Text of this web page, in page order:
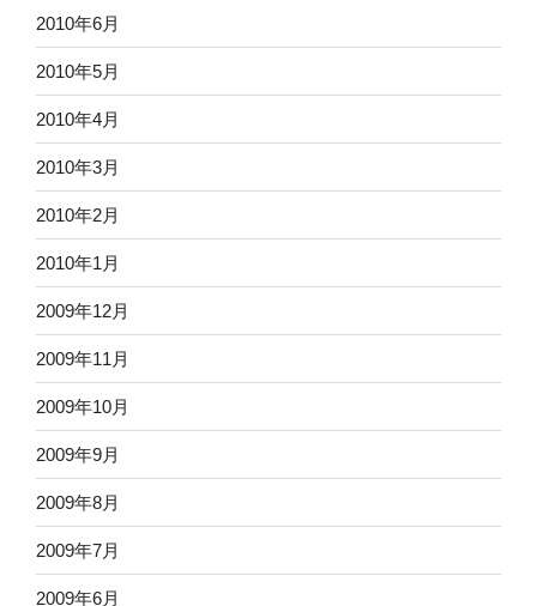
2010年6月
2010年5月
2010年4月
2010年3月
2010年2月
2010年1月
2009年12月
2009年11月
2009年10月
2009年9月
2009年8月
2009年7月
2009年6月